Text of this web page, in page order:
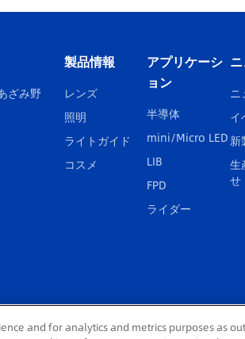
ざみ野
製品情報
レンズ
照明
ライトガイド
コスメ
アプリケーシ
ョン
半導体
mini/Micro LED
LIB
FPD
ライダー
ニ
イ
新
生
せ
and for analytics and metrics purposes as